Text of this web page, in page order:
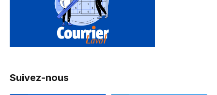
Suivez-nous